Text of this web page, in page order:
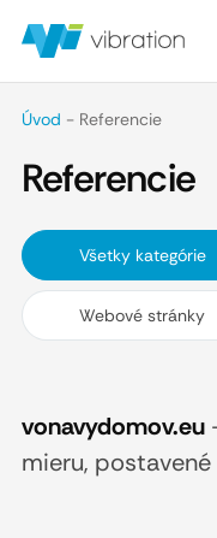
Úvod - Referencie
Referencie
Všetky kategórie
Webové stránky
vonavydomov.eu
mieru,